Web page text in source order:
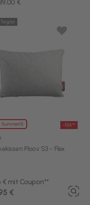
€
Summer15 -15%**
Tag(e)
Ploov S3 - Flex
€ mit Coupon**
€